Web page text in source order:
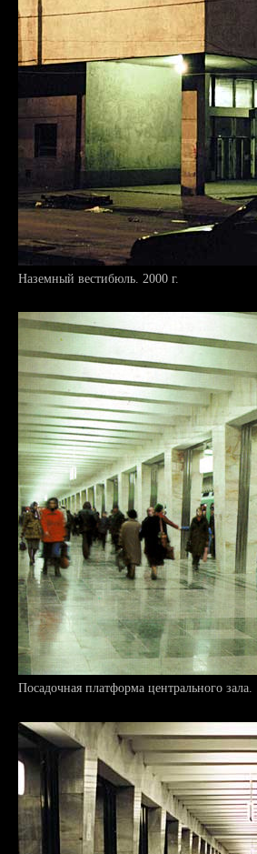
Наземный вестибюль. 2000 г.
Посадочная платформа центрального